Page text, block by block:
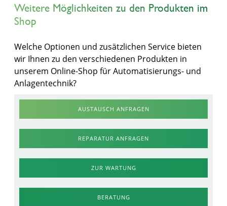
Weitere Möglichkeiten zu den Produkten im
Shop
Welche Optionen und zusätzlichen Service bieten
wir Ihnen zu den verschiedenen Produkten in
unserem Online-Shop für Automatisierungs- und
Anlagentechnik?
AUSTAUSCH ANFRAGEN
REPARATUR ANFRAGEN
ZUR WARTUNG
BERATUNG